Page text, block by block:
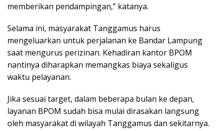
memberikan pendampingan,” katanya.
Selama ini, masyarakat Tanggamus harus
mengeluarkan untuk perjalanan ke Bandar Lampung
saat mengurus perizinan. Kehadiran kantor BPOM
nantinya diharapkan memangkas biaya sekaligus
waktu pelayanan.
Jika sesuai target, dalam beberapa bulan ke depan,
layanan BPOM sudah bisa mulai dirasakan langsung
oleh masyarakat di wilayah Tanggamus dan sekitarnya.